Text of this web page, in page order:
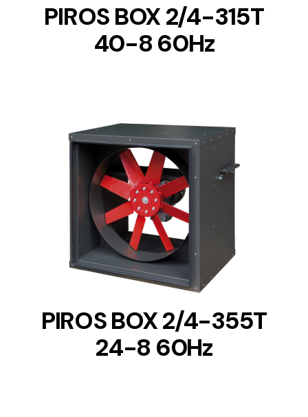
PIROS BOX 2/4-315T
40-8 60Hz
DETAILS
PIROS BOX 2/4-355T
24-8 60Hz